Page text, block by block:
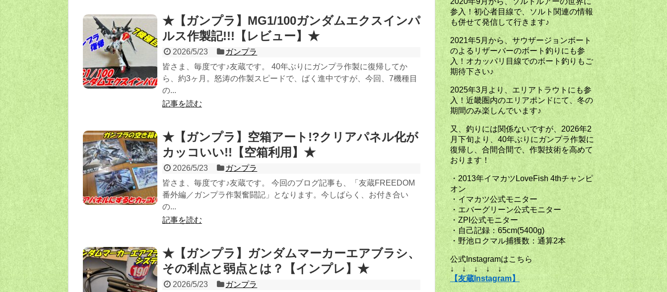
★【ガンプラ】MG1/100ガンダムエクスインパ
ルス作製記!!!【レビュー】★
2026/5/23
ガンプラ
皆さま、毎度です♪友蔵です。 40年ぶりにガンプラ作製に復帰してか
ら、約3ヶ月。怒涛の作製スピードで、ばく進中ですが、今回、7機種目
の...
記事を読む
★【ガンプラ】空箱アート!?クリアパネル化が
カッコいい!!【空箱利用】★
2026/5/23
ガンプラ
皆さま、毎度です♪友蔵です。 今回のブログ記事も、「友蔵FREEDOM
番外編／ガンプラ作製奮闘記」となります。今しばらく、お付き合い
の...
記事を読む
★【ガンプラ】ガンダムマーカーエアブラシ、
その利点と弱点とは？【インプレ】★
2026/5/23
ガンプラ
参入！初心者目線で、ソルト関連の情報
も併せて発信して行きます♪
2021年5月から、サウザージョンボート
のよるリザーバーのボート釣りにも参
入！オカッパリ目線でのボート釣りもご
期待下さい♪
2025年3月より、エリアトラウトにも参
入！近畿圏内のエリアポンドにて、冬の
期間のみ楽しんでいます♪
又、釣りには関係ないですが、2026年2
月下旬より、40年ぶりにガンプラ作製に
復帰し、合間合間で、作製技術を高めて
おります！
・2013年イマカツLoveFish 4thチャンピ
オン
・イマカツ公式モニター
・エバーグリーン公式モニター
・ZPI公式モニター
・自己記録：65cm(5400g)
・野池ロクマル捕獲数：通算2本
公式Instagramはこちら
↓ ↓ ↓ ↓ ↓
【友蔵Instagram】